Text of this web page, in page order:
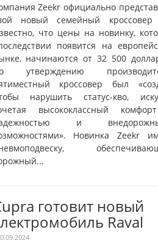
Zeekr официально
новый семейный кроссовер
что цены на новинку,
появится на
начинаются от 32 500
утверждению
кроссовер был
нарушить статус-кво,
высококлассный
и
Новинка Zeekr
готовит новый
Raval